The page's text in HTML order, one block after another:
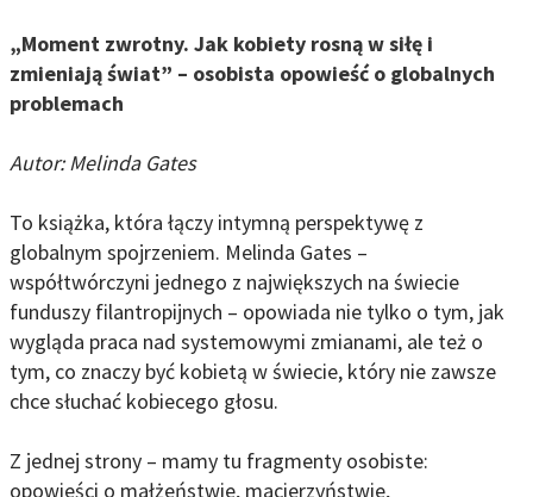
„Moment zwrotny. Jak kobiety rosną w siłę i
zmieniają świat” – osobista opowieść o globalnych
problemach
Autor: Melinda Gates
To książka, która łączy intymną perspektywę z
globalnym spojrzeniem. Melinda Gates –
współtwórczyni jednego z największych na świecie
funduszy filantropijnych – opowiada nie tylko o tym, jak
wygląda praca nad systemowymi zmianami, ale też o
tym, co znaczy być kobietą w świecie, który nie zawsze
chce słuchać kobiecego głosu.
Z jednej strony – mamy tu fragmenty osobiste:
opowieści o małżeństwie, macierzyństwie,